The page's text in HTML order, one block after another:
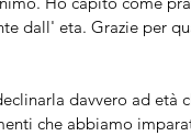
dall' eta. Grazie per
davvero ad età
che abbiamo